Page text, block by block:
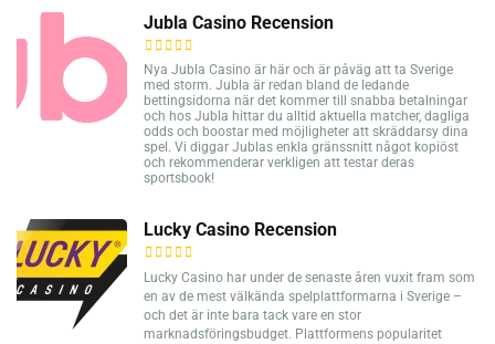
Jubla Casino Recension
Nya Jubla Casino är här och är påväg att ta Sverige
med storm. Jubla är redan bland de ledande
bettingsidorna när det kommer till snabba betalningar
och hos Jubla hittar du alltid aktuella matcher, dagliga
odds och boostar med möjligheter att skräddarsy dina
spel. Vi diggar Jublas enkla gränssnitt något kopiöst
och rekommenderar verkligen att testar deras
sportsbook!
Lucky Casino Recension
Lucky Casino har under de senaste åren vuxit fram som
en av de mest välkända spelplattformarna i Sverige –
och det är inte bara tack vare en stor
marknadsföringsbudget. Plattformens popularitet